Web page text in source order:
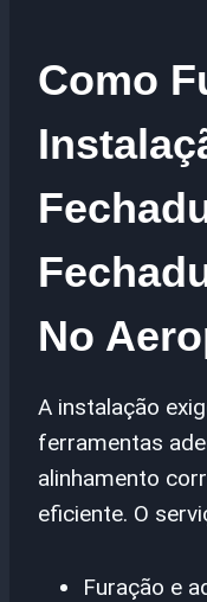
Como
No
A instalação
ferramentas
alinhamento
eficiente. O
Furação e